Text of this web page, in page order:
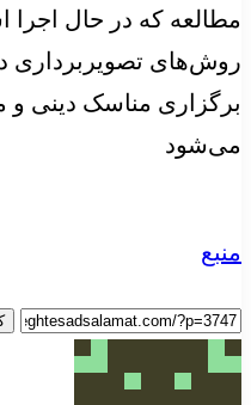
مطالعه که در حال
روش‌های تصویربرداری
برگزاری مناسک دینی و
می‌شود
منبع